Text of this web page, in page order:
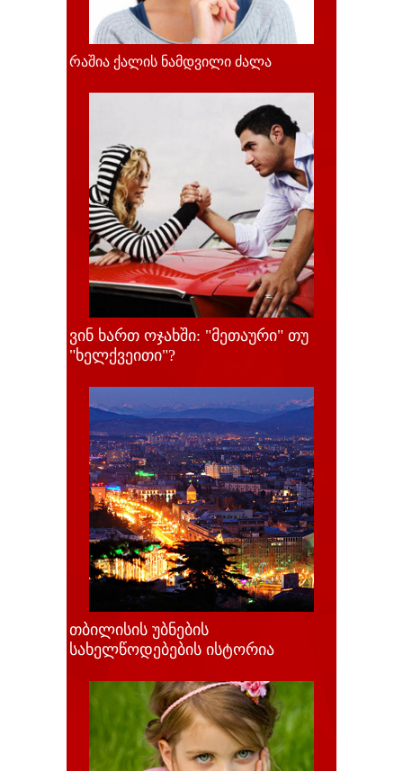
რაშია ქალის ნამდვილი ძალა
ვინ ხართ ოჯახში: "მეთაური" თუ
"ხელქვეითი"?
თბილისის უბნების
სახელწოდებების ისტორია